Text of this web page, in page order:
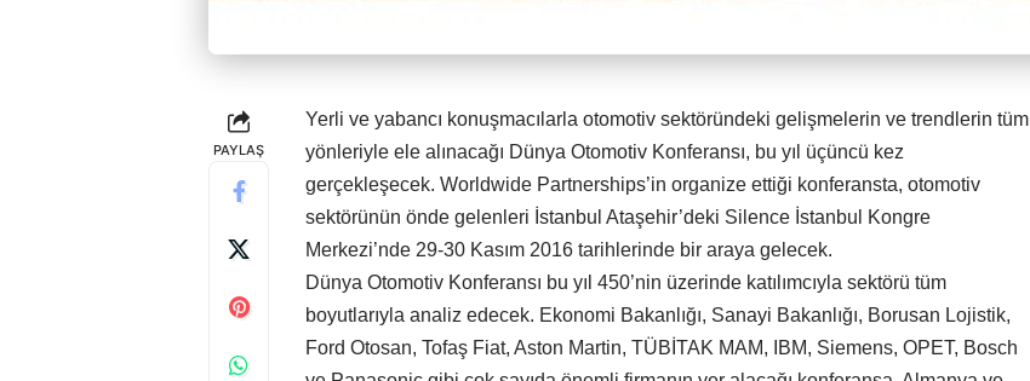
PAYLAŞ
Yerli ve yabancı konuşmacılarla otomotiv sektöründeki gelişmelerin ve trendlerin tüm
yönleriyle ele alınacağı Dünya Otomotiv Konferansı, bu yıl üçüncü kez
gerçekleşecek. Worldwide Partnerships’in organize ettiği konferansta, otomotiv
sektörünün önde gelenleri İstanbul Ataşehir’deki Silence İstanbul Kongre
Merkezi’nde 29-30 Kasım 2016 tarihlerinde bir araya gelecek.
Dünya Otomotiv Konferansı bu yıl 450’nin üzerinde katılımcıyla sektörü tüm
boyutlarıyla analiz edecek. Ekonomi Bakanlığı, Sanayi Bakanlığı, Borusan Lojistik,
Ford Otosan, Tofaş Fiat, Aston Martin, TÜBİTAK MAM, IBM, Siemens, OPET, Bosch